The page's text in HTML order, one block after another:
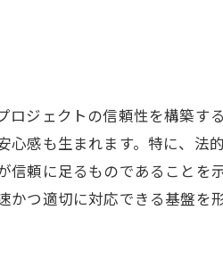
法的基準のクリア
と法律が交差する現場
で実現するための取り組み
めの技術と法律の調和
た技術の選定ポイント
性向上のための法的要件の変
ジェクトの信頼性を構築す
感も生まれます。特に、法
頼に足るものであることを
つ適切に対応できる基盤を